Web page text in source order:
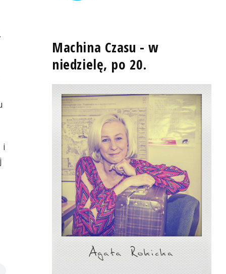
i
Machina Czasu - w
niedzielę, po 20.